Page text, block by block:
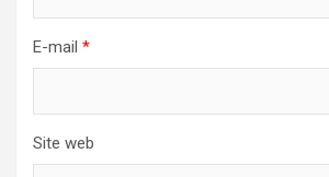
E-mail *
Site web